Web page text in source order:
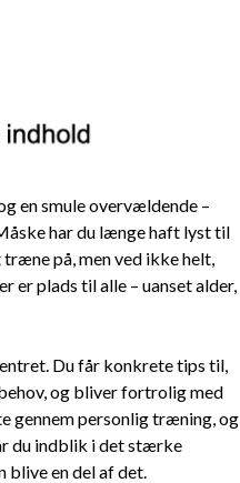
en smule overvældende –
har du længe haft lyst til
på, men ved ikke helt,
er plads til alle – uanset alder,
Du får konkrete tips til,
og bliver fortrolig med
gennem personlig træning, og
du indblik i det stærke
en del af det.